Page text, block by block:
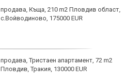
продава, Къща, 210 m2 Пловдив област,
с.Войводиново, 175000 EUR
продава, Тристаен апартамент, 72 m2
Пловдив, Тракия, 130000 EUR